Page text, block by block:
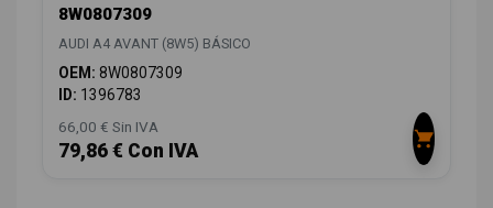
8W0807309
AUDI A4 AVANT (8W5) BÁSICO
OEM: 8W0807309
ID: 1396783
66,00 € Sin IVA
79,86 € Con IVA